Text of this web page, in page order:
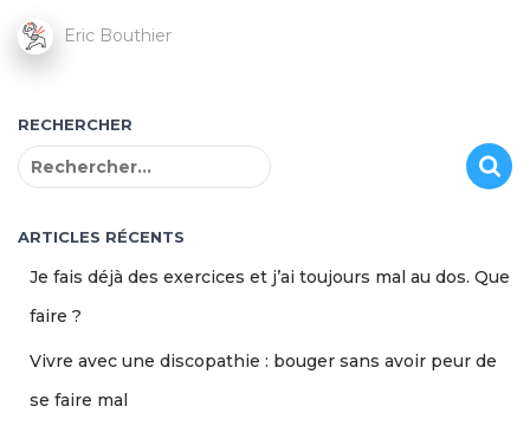
Eric Bouthier
RECHERCHER
R
h
ARTICLES RÉCENTS
Je fais déjà des exercices et j’ai toujours mal au dos. Que
faire ?
Vivre avec une discopathie : bouger sans avoir peur de
se faire mal